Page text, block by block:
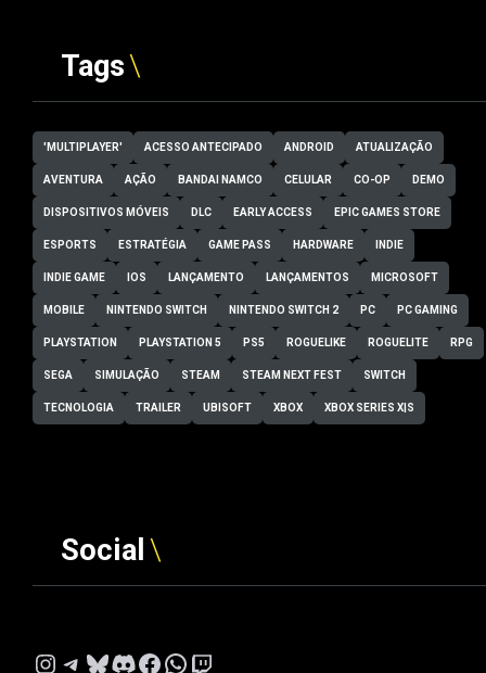
Tags
'MULTIPLAYER' ACESSO ANTECIPADO ANDROID ATUALIZAÇÃO
AVENTURA AÇÃO BANDAI NAMCO CELULAR CO-OP DEMO
DISPOSITIVOS MÓVEIS DLC EARLY ACCESS EPIC GAMES STORE
ESPORTS ESTRATÉGIA GAME PASS HARDWARE INDIE
INDIE GAME IOS LANÇAMENTO LANÇAMENTOS MICROSOFT
MOBILE NINTENDO SWITCH NINTENDO SWITCH 2 PC PC GAMING
PLAYSTATION PLAYSTATION 5 PS5 ROGUELIKE ROGUELITE RPG
SEGA SIMULAÇÃO STEAM STEAM NEXT FEST SWITCH
TECNOLOGIA TRAILER UBISOFT XBOX XBOX SERIES X|S
Social
Instagram
Telegram
Bluesky
Discord
Facebook
WhatsApp
Twitch